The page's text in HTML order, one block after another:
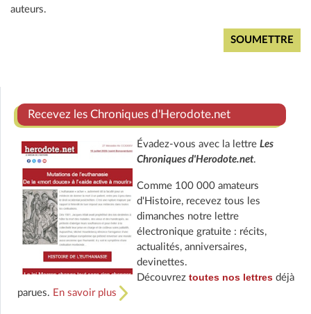
auteurs.
Recevez les Chroniques d'Herodote.net
Évadez-vous avec la lettre Les
Chroniques d'Herodote.net.
Comme 100 000 amateurs
d'Histoire, recevez tous les
dimanches notre lettre
électronique gratuite : récits,
actualités, anniversaires,
devinettes.
Découvrez toutes nos lettresdéjà
parues. En savoir plus